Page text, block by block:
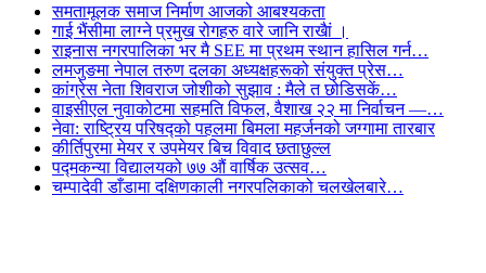
समतामूलक समाज निर्माण आजको आबश्यकता
गाई भैंसीमा लाग्ने प्रमुख रोगहरु वारे जानि राखैां ।
राइनास नगरपालिका भर मै SEE मा प्रथम स्थान हासिल गर्न…
लमजुङमा नेपाल तरुण दलका अध्यक्षहरूको संयुक्त प्रेस…
कांग्रेस नेता शिवराज जोशीको सुझाव : मैले त छोडिसकें…
वाइसीएल नुवाकोटमा सहमति विफल, वैशाख २२ मा निर्वाचन —…
नेवा: राष्ट्रिय परिषद्को पहलमा बिमला महर्जनको जग्गामा तारबार
कीर्तिपुरमा मेयर र उपमेयर बिच विवाद छताछुल्ल
पद्मकन्या विद्यालयको ७७ औं ‌‌वार्षिक ‌उत्सव…
चम्पादेवी डाँडामा दक्षिणकाली नगरपलिकाको चलखेलबारे…